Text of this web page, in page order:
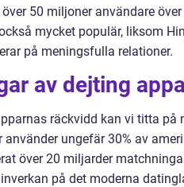
50 miljoner användare
mycket populär, liksom
på meningsfulla relationer.
av dejting
räckvidd kan vi titta
använder ungefär 30% av
över 20 miljarder
på det moderna